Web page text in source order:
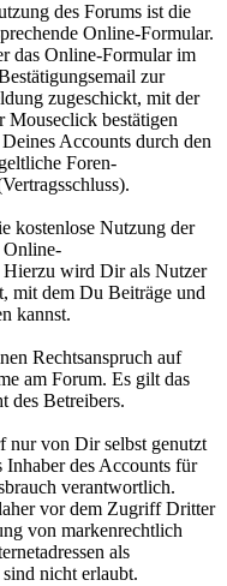
des Forums ist die
Online-Formular.
das Online-Formular im
zur
zugeschickt, mit der
Mouseclick bestätigen
Accounts durch den
Foren-
kostenlose Nutzung der
Online-
wird Dir als Nutzer
mit dem Du Beiträge und
kannst.
Rechtsanspruch auf
am Forum. Es gilt das
des Betreibers.
nur von Dir selbst genutzt
des Accounts für
verantwortlich.
vor dem Zugriff Dritter
von markenrechtlich
als
nicht erlaubt.